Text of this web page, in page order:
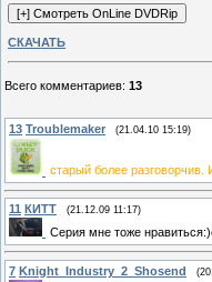
СКАЧАТЬ
Всего комментариев: 13
13 Troublemaker (21.04.10 15:19)
старый более разговорчив.
11 КИТТ (21.12.09 11:17)
Серия мне тоже
7 Knight_Industry_2_Shosend